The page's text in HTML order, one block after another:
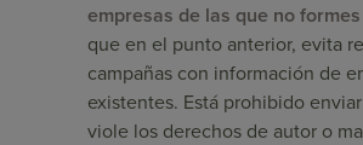
empresas de las que no
que en el punto anterior, evita
campañas con información de
existentes. Está prohibido
viole los derechos de autor o